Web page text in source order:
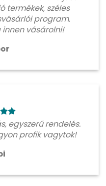
termékek, széles
program.
innen vásárolni!
egyszerű rendelés.
profik vagytok!